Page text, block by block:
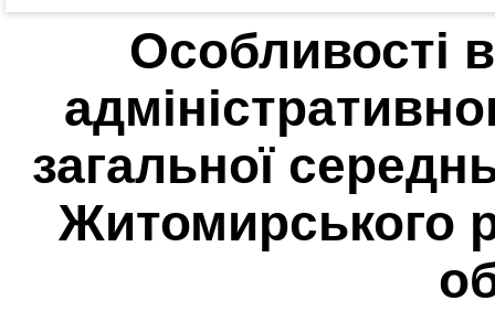
Особливості
загальної
Житомирського